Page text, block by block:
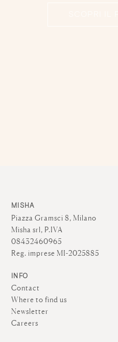
MISHA
Piazza Gramsci 8, Milano
Misha srl, P.IVA
08432460965
Reg. imprese MI-2025885
INFO
Contact
Where to find us
Newsletter
Careers